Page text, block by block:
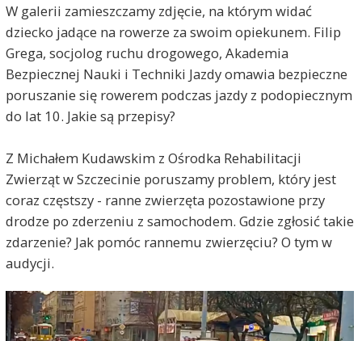
W galerii zamieszczamy zdjęcie, na którym widać
dziecko jadące na rowerze za swoim opiekunem. Filip
Grega, socjolog ruchu drogowego, Akademia
Bezpiecznej Nauki i Techniki Jazdy omawia bezpieczne
poruszanie się rowerem podczas jazdy z podopiecznym
do lat 10. Jakie są przepisy?
Z Michałem Kudawskim z Ośrodka Rehabilitacji
Zwierząt w Szczecinie poruszamy problem, który jest
coraz częstszy - ranne zwierzęta pozostawione przy
drodze po zderzeniu z samochodem. Gdzie zgłosić takie
zdarzenie? Jak pomóc rannemu zwierzęciu? O tym w
audycji.